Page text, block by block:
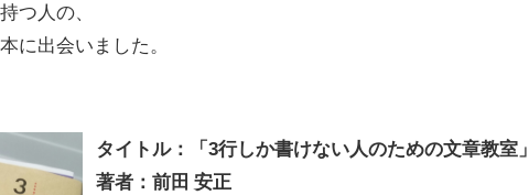
つ人の、
に出会いました。
タイトル：「3行しか書けない人のための文章教室」
著者：前田 安正